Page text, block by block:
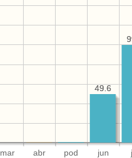
mar abr pod jun
49.6
49.6